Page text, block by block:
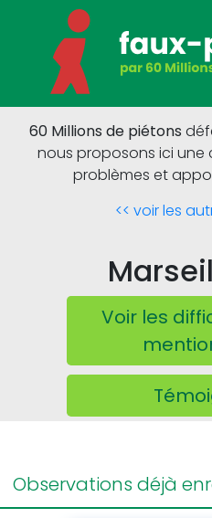
60 Millions de piétons
nous proposons ici une
problèmes et
<< voir les
Voir les